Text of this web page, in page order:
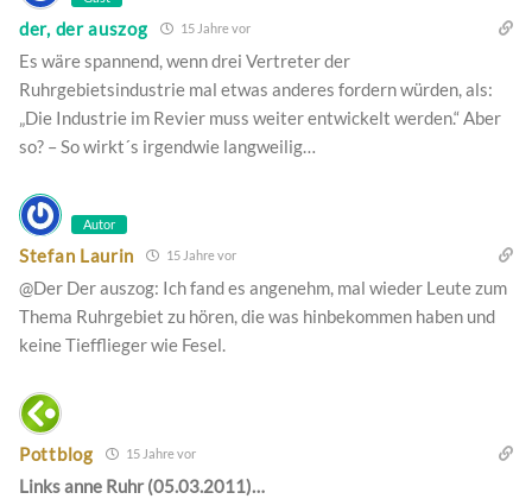
der, der auszog 15 Jahre vor
Es wäre spannend, wenn drei Vertreter der
Ruhrgebietsindustrie mal etwas anderes fordern würden, als:
„Die Industrie im Revier muss weiter entwickelt werden.“ Aber
so? – So wirkt´s irgendwie langweilig…
Autor
Stefan Laurin 15 Jahre vor
@Der Der auszog: Ich fand es angenehm, mal wieder Leute zum
Thema Ruhrgebiet zu hören, die was hinbekommen haben und
keine Tiefflieger wie Fesel.
Pottblog 15 Jahre vor
Links anne Ruhr (05.03.2011)…